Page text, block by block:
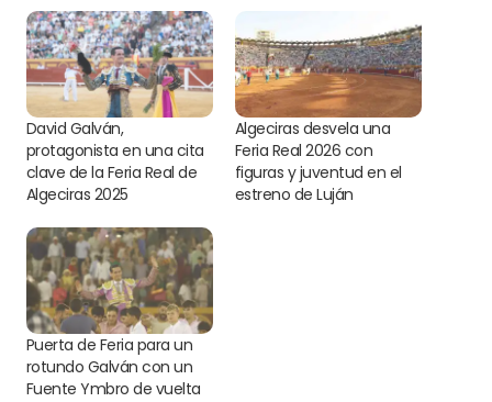
David Galván,
protagonista en una cita
clave de la Feria Real de
Algeciras 2025
Algeciras desvela una
Feria Real 2026 con
figuras y juventud en el
estreno de Luján
Puerta de Feria para un
rotundo Galván con un
Fuente Ymbro de vuelta